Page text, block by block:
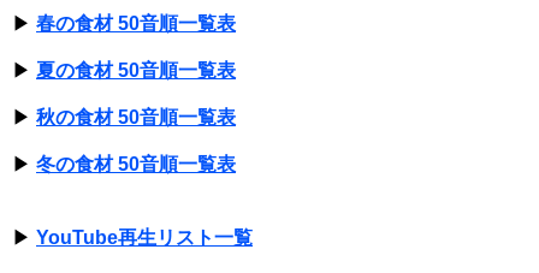
▶ 春の食材 50音順一覧表
▶ 夏の食材 50音順一覧表
▶ 秋の食材 50音順一覧表
▶ 冬の食材 50音順一覧表
▶ YouTube再生リスト一覧